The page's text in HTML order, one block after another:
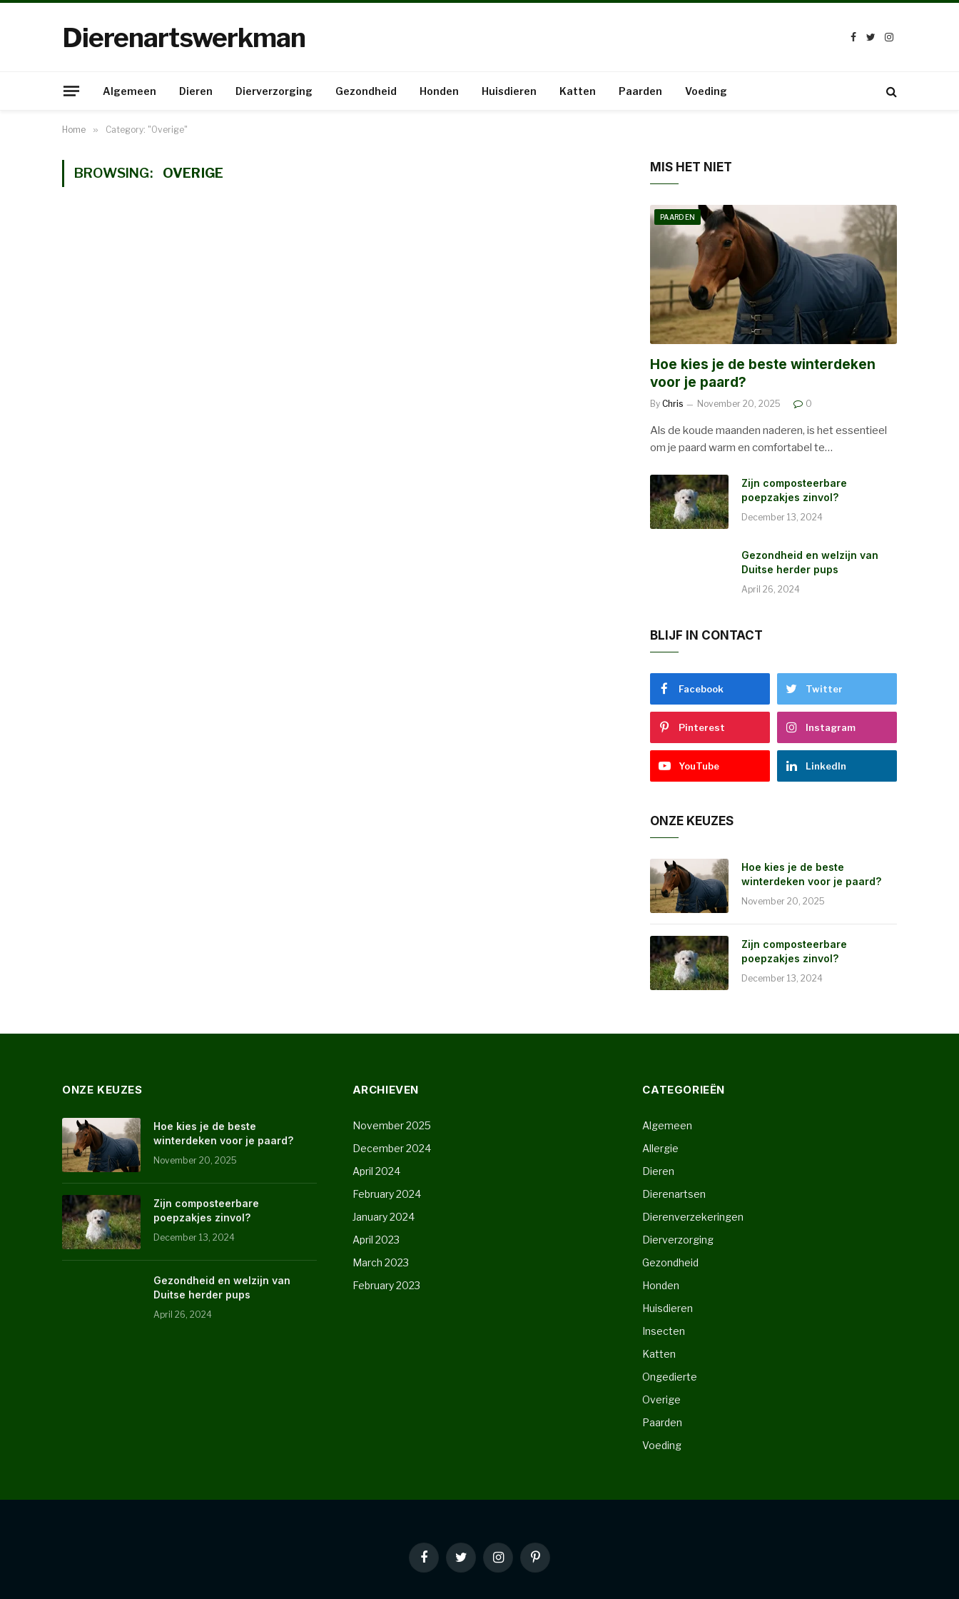
Dierenartswerkman Facebook
TwitterInstagram
Algemeen Dieren Dierverzorging Gezondheid Honden Huisdieren Katten Paarden Voeding
Home » Category: "Overige"
BROWSING: OVERIGE MIS HET NIET
PAARDEN
Hoe kies je de beste winterdeken
voor je paard?
By Chris November 20, 2025 0
Als de koude maanden naderen, is het essentieel
om je paard warm en comfortabel te…
Zijn composteerbare
poepzakjes zinvol?
December 13, 2024
Gezondheid en welzijn van
Duitse herder pups
April 26, 2024
BLIJF IN CONTACT
Facebook Twitter
Pinterest Instagram
YouTube LinkedIn
ONZE KEUZES
Hoe kies je de beste
winterdeken voor je paard?
November 20, 2025
Zijn composteerbare
poepzakjes zinvol?
December 13, 2024
ONZE KEUZES
Hoe kies je de beste
winterdeken voor je paard?
November 20, 2025
Zijn composteerbare
poepzakjes zinvol?
December 13, 2024
Gezondheid en welzijn van
Duitse herder pups
April 26, 2024
ARCHIEVEN
November 2025
December 2024
April 2024
February 2024
January 2024
April 2023
March 2023
February 2023
CATEGORIEËN
Algemeen
Allergie
Dieren
Dierenartsen
Dierenverzekeringen
Dierverzorging
Gezondheid
Honden
Huisdieren
Insecten
Katten
Ongedierte
Overige
Paarden
Voeding
FacebookTwitter InstagramPinterest